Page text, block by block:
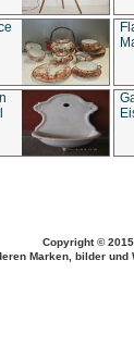
Copyright ©
Marken, bilder und